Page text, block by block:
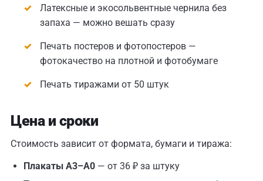
Латексные и экосольвентные чернила без
запаха — можно вешать сразу
Печать постеров и фотопостеров —
фотокачество на плотной и фотобумаге
Печать тиражами от 50 штук
Цена и сроки
Стоимость зависит от формата, бумаги и тиража:
Плакаты А3–А0 — от 36 ₽ за штуку